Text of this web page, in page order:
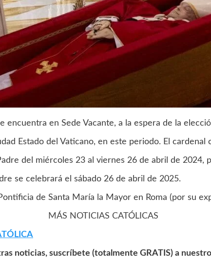
encuentra en Sede Vacante, a la espera de la
Estado del Vaticano, en este periodo. El
del miércoles 23 al viernes 26 de abril de 2024,
se celebrará el sábado 26 de abril de 2025.
de Santa María la Mayor en Roma (por su
MÁS NOTICIAS CATÓLICAS
noticias, suscríbete (totalmente GRATIS) a